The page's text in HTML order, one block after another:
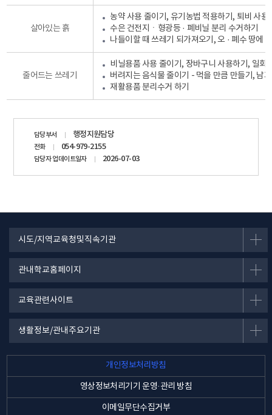
살아있는 흙
농약 사용 줄이기, 유기농법 적용하기, 퇴비 사용
수은 건전지ㆍ형광등 · 폐비닐 분리 수거하기
나들이할 때 쓰레기 되가져오기, 오 · 폐수 땅에
줄어드는 쓰레기
비닐용품 사용 줄이기, 장바구니 사용하기, 일회
버려지는 음식물 줄이기 - 먹을 만큼 만들기, 남
재활용품 분리수거 하기
담당부서 행정지원담당
전화 054-979-2155
담당자 업데이트일자 2026-07-03
시도/지역교육청및직속기관
관내학교홈페이지
교육관련사이트
생활정보/관내주요기관
개인정보처리방침
영상정보처리기기 운영·관리 방침
이메일무단수집거부